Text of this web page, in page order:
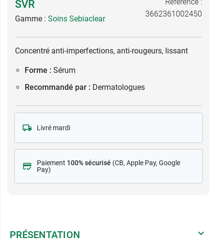
SVR
Gamme : Soins Sebiaclear
3662361002450
Concentré anti-imperfections, anti-rougeurs, lissant
Forme : Sérum
Recommandé par : Dermatologues
Livré mardi
Paiement 100% sécurisé (CB, Apple Pay, Google
Pay)
PRÉSENTATION